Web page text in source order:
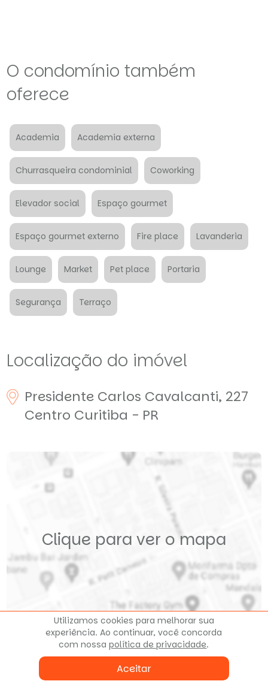
O condomínio também
oferece
Academia Academia externa
Churrasqueira condominial Coworking
Elevador social Espaço gourmet
Espaço gourmet externo Fire place Lavanderia
Lounge Market Pet place Portaria
Segurança Terraço
Localização do imóvel
Presidente Carlos Cavalcanti, 227
Centro Curitiba - PR
Clique para ver o mapa
Fale conosco
Utilizamos cookies para melhorar sua
experiência. Ao continuar, você concorda
com nossapolítica de privacidade.
Aceitar